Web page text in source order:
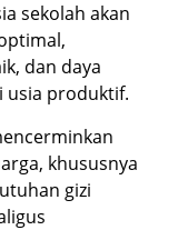
sekolah akan
dan daya
usia produktif.
khususnya
gizi